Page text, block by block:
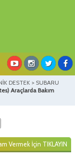
DESTEK > SUBARU
Araçlarda Bakım
Vermek İçin TIKLAYIN